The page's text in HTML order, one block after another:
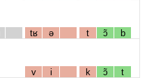
tʁ ə t ɔ̃ b
v i k ɔ̃ t